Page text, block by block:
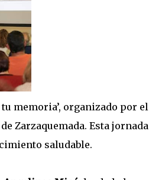
memoria’, organizado por el
Zarzaquemada. Esta jornada
saludable.